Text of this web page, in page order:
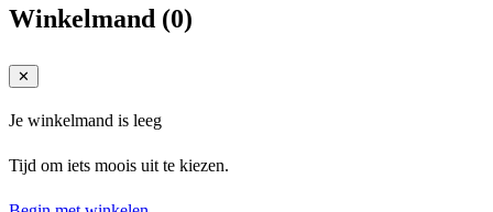
Winkelmand (0)
✕
Je winkelmand is leeg
Tijd om iets moois uit te kiezen.